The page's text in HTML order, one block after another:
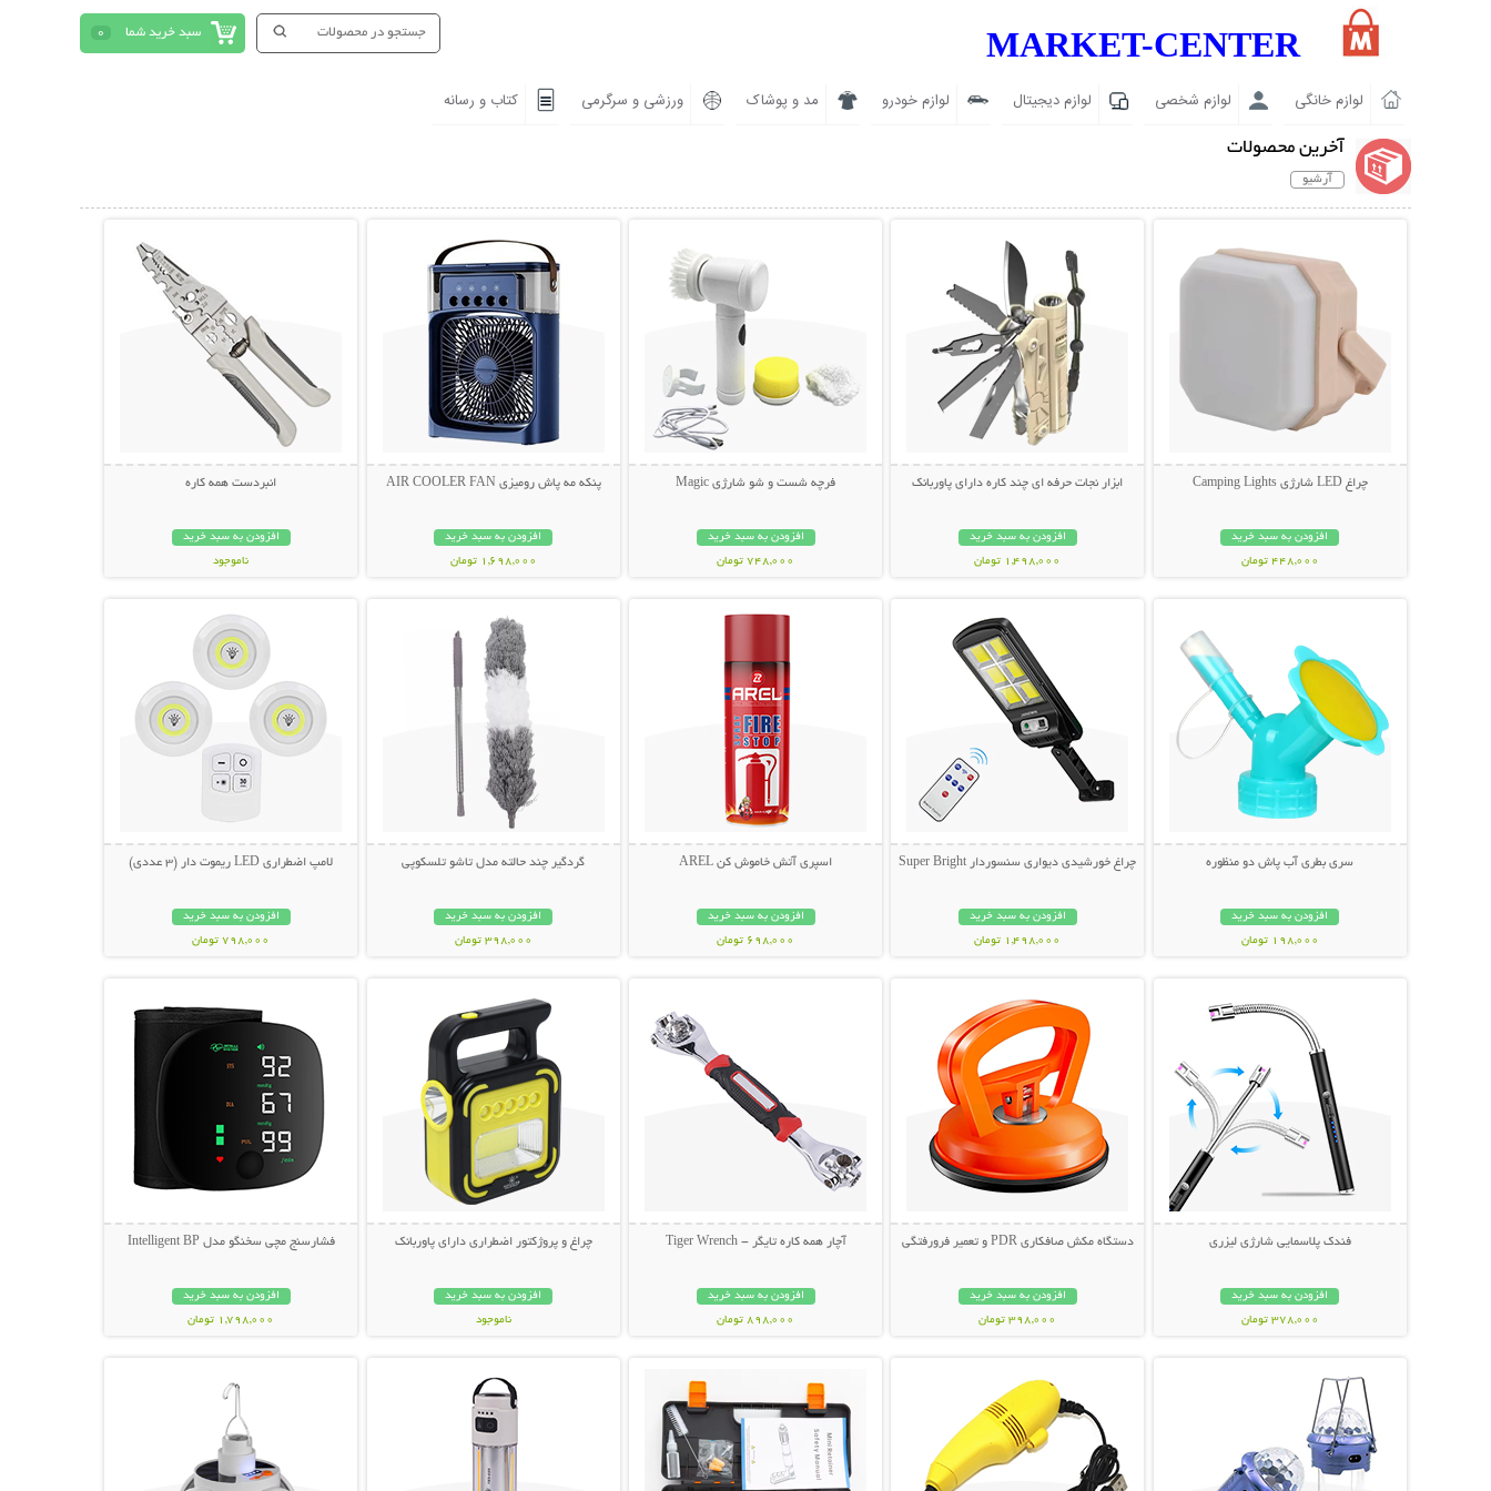
سبد خرید شما 0 MARKET-CENTER
لوازم خانگی لوازم شخصی لوازم دیجیتال لوازم خودرو مد و پوشاک ورزشی و سرگرمی کتاب و رسانه
آخرین محصولات
آرشیو
چراغ LED شارژی Camping Lights
افزودن به سبد خرید
448,000 تومان
ابزار نجات حرفه ای چند کاره دارای پاوربانک
افزودن به سبد خرید
1,498,000 تومان
فرچه شست و شو شارژی Magic
افزودن به سبد خرید
748,000 تومان
پنکه مه پاش رومیزی AIR COOLER FAN
افزودن به سبد خرید
1,698,000 تومان
انبردست همه کاره
افزودن به سبد خرید
ناموجود
سری بطری آب پاش دو منظوره
افزودن به سبد خرید
198,000 تومان
چراغ خورشیدی دیواری سنسوردار Super Bright
افزودن به سبد خرید
1,498,000 تومان
اسپری آتش خاموش کن AREL
افزودن به سبد خرید
698,000 تومان
گردگیر چند حالته مدل تاشو تلسکوپی
افزودن به سبد خرید
398,000 تومان
لامپ اضطراری LED ریموت دار (3 عددی)
افزودن به سبد خرید
798,000 تومان
فندک پلاسمایی شارژی لیزری
افزودن به سبد خرید
378,000 تومان
دستگاه مکش صافکاری PDR و تعمیر فرورفتگی
افزودن به سبد خرید
398,000 تومان
آچار همه کاره تایگر - Tiger Wrench
افزودن به سبد خرید
898,000 تومان
چراغ و پروژکتور اضطراری دارای پاوربانک
افزودن به سبد خرید
ناموجود
فشارسنج مچی سخنگو مدل Intelligent BP
افزودن به سبد خرید
1,798,000 تومان